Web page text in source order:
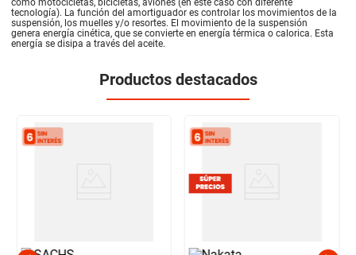
tecnología). La función del amortiguador es controlar los movimientos de la
suspensión, los muelles y/o resortes. El movimiento de la suspensión
genera energía cinética, que se convierte en energía térmica o calorica. Esta
energía se disipa a través del aceite.
Productos destacados